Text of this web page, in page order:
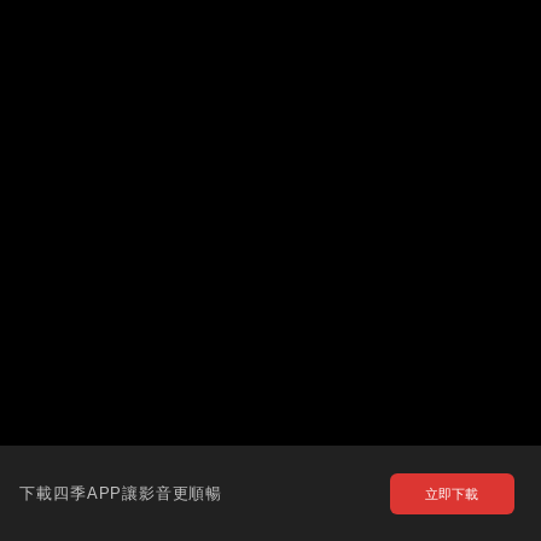
下載四季APP讓影音更順暢 立即下載